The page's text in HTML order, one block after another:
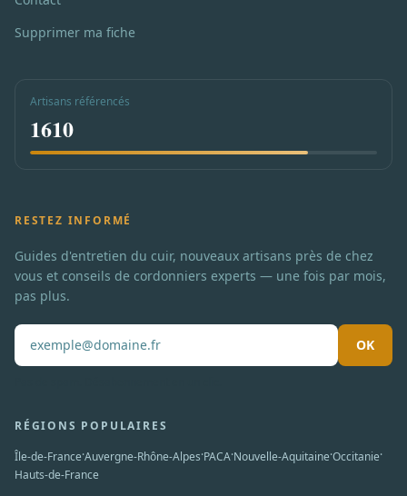
Supprimer ma fiche
Artisans référencés
1610
RESTEZ INFORMÉ
Guides d'entretien du cuir, nouveaux artisans près de chez
vous et conseils de cordonniers experts — une fois par mois,
pas plus.
OK
RÉGIONS POPULAIRES
Île-de-France·Auvergne-Rhône-Alpes·PACA·Nouvelle-Aquitaine·Occitanie·
Hauts-de-France